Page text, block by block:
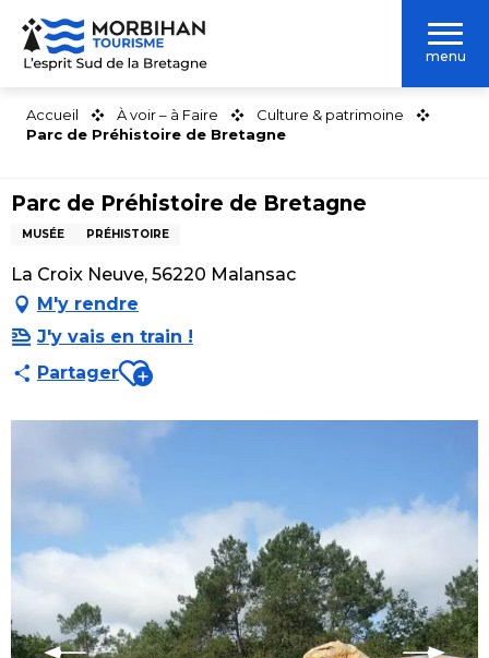
Aller
contenu
menu
Accueil À voir – à Faire
Culture & patrimoine
Parc de Préhistoire de Bretagne
Parc de Préhistoire de Bretagne
MUSÉE PRÉHISTOIRE
La Croix Neuve, 56220 Malansac
M'y rendre
J'y vais en train !
PartagerAjouter aux favoris